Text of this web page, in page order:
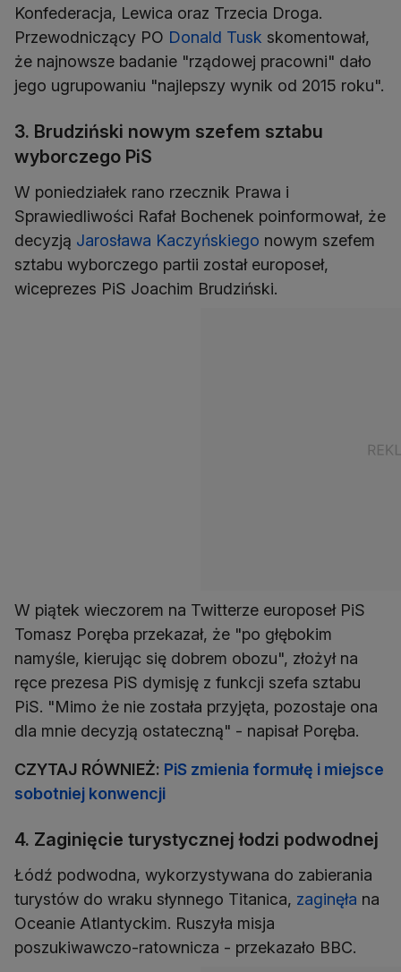
Konfederacja, Lewica oraz Trzecia Droga.
Przewodniczący PO Donald Tusk skomentował,
że najnowsze badanie "rządowej pracowni" dało
jego ugrupowaniu "najlepszy wynik od 2015 roku".
3. Brudziński nowym szefem sztabu
wyborczego PiS
W poniedziałek rano rzecznik Prawa i
Sprawiedliwości Rafał Bochenek poinformował, że
decyzją Jarosława Kaczyńskiego nowym szefem
sztabu wyborczego partii został europoseł,
wiceprezes PiS Joachim Brudziński.
W piątek wieczorem na Twitterze europoseł PiS
Tomasz Poręba przekazał, że "po głębokim
namyśle, kierując się dobrem obozu", złożył na
ręce prezesa PiS dymisję z funkcji szefa sztabu
PiS. "Mimo że nie została przyjęta, pozostaje ona
dla mnie decyzją ostateczną" - napisał Poręba.
CZYTAJ RÓWNIEŻ: PiS zmienia formułę i miejsce
sobotniej konwencji
4. Zaginięcie turystycznej łodzi podwodnej
Łódź podwodna, wykorzystywana do zabierania
turystów do wraku słynnego Titanica, zaginęła na
Oceanie Atlantyckim. Ruszyła misja
poszukiwawczo-ratownicza - przekazało BBC.